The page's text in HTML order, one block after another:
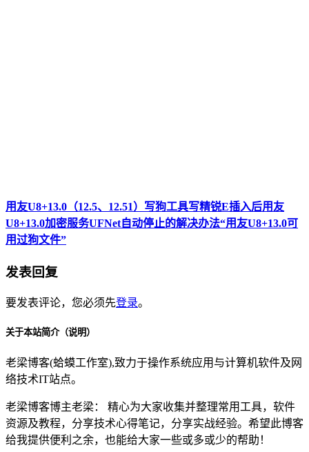
用友U8+13.0（12.5、12.51）写狗工具写精锐E插入后用友
U8+13.0加密服务UFNet自动停止的解决办法“用友U8+13.0可
用过狗文件”
发表回复
要发表评论，您必须先登录。
关于本站简介（说明）
老梁博客(蛤蟆工作室),致力于操作系统应用与计算机软件及网
络技术IT站点。
老梁博客博主老梁： 精心为大家收集并整理常用工具，软件
资源及教程，分享技术心得笔记，分享实战经验。希望此博客
给我提供便利之余，也能给大家一些或多或少的帮助！